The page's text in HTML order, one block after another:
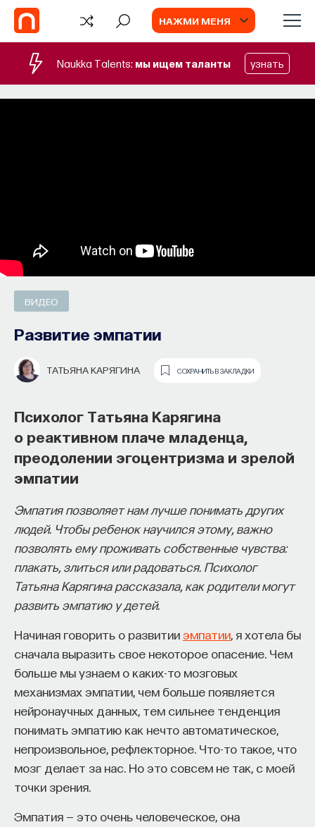
НАЖМИ МЕНЯ
Naukka Talents: мы ищем таланты узнать
ВИДЕО
Развитие эмпатии
ТАТЬЯНА КАРЯГИНА СОХРАНИТЬ В ЗАКЛАДКИ
Психолог Татьяна Карягина
о реактивном плаче младенца,
преодолении эгоцентризма и зрелой
эмпатии
Эмпатия позволяет нам лучше понимать других
людей. Чтобы ребенок научился этому, важно
позволять ему проживать собственные чувства:
плакать, злиться или радоваться. Психолог
Татьяна Карягина рассказала, как родители могут
развить эмпатию у детей.
Начиная говорить о развитииэмпатии , я хотела бы
сначала выразить свое некоторое опасение. Чем
больше мы узнаем о каких-то мозговых
механизмах эмпатии, чем больше появляется
нейронаучных данных, тем сильнее тенденция
понимать эмпатию как нечто автоматическое,
непроизвольное, рефлекторное. Что-то такое, что
мозг делает за нас. Но это совсем не так, с моей
точки зрения.
Эмпатия — это очень человеческое, она
БЛОГ
Максутов запускает сервис, который
поможет найти свою нишу
в глобальных deep tech и биотех
компаниях
В 2012 годуИвар Максутов
ПостНаука, который дал голос учёным и навсегда
изменил медийное пространство на русском
языке. В 2021 году в Лондоне он основал компанию
, помогающую учёным
и предпринимателям превращать их идеи
в технологии и успешные стартапы. Теперь
команда ПостНауки запускает новый сервис —
Naukka Talents
, рекрутинговое агентство,
созданное для поддержки специалистов,
желающих работать в глобальных инновационных
индустриях.